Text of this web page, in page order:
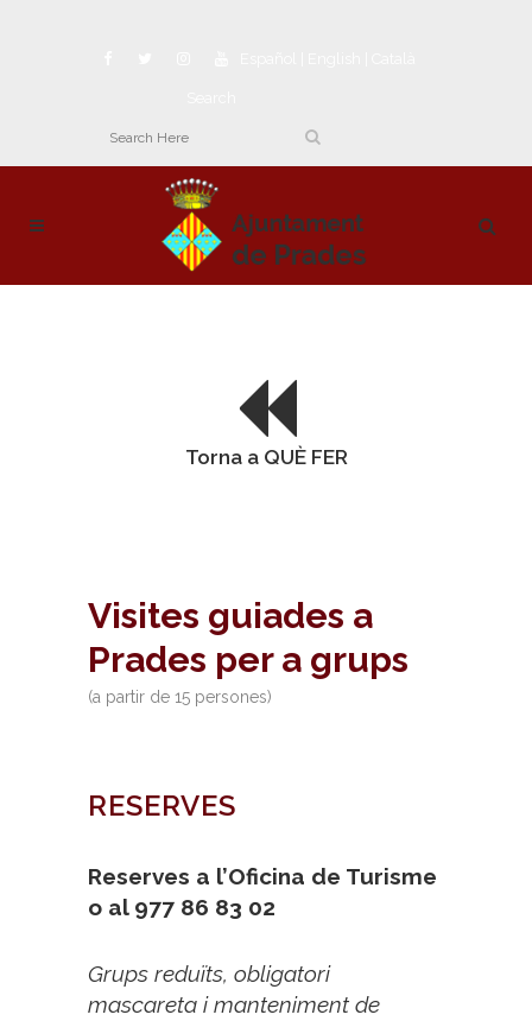
Torna a QUÈ FER
Visites guiades a
Prades per a grups
(a partir de 15 persones)
RESERVES
Reserves a l’Oficina de Turisme
o al 977 86 83 02
Grups reduïts, obligatori
mascareta i manteniment de